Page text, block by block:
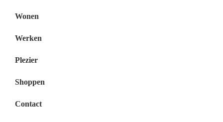
Wonen
Werken
Plezier
Shoppen
Contact